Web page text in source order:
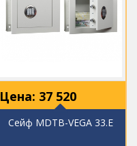
Цена: 37 520
Сейф МDТВ-VEGA 33.E